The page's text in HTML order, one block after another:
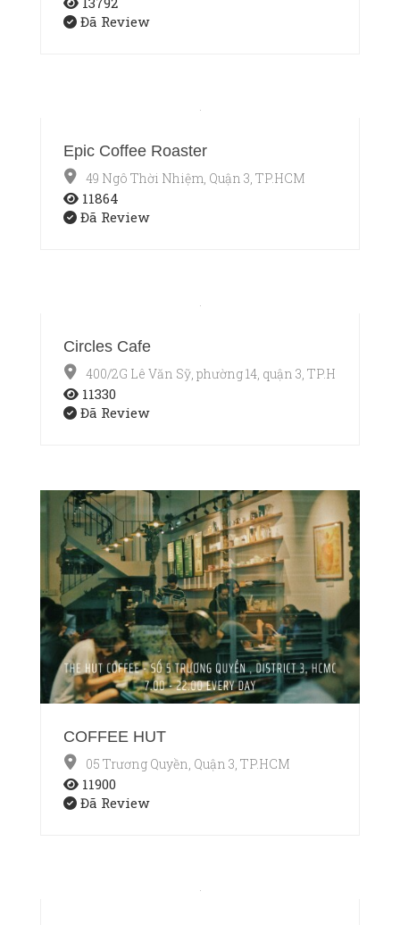
Đã Review
Epic Coffee Roaster
49 Ngô Thời Nhiệm, Quận 3, TP.HCM
11864
Đã Review
Circles Cafe
400/2G Lê Văn Sỹ, phường 14, quận 3, TP.HCM
11330
Đã Review
COFFEE HUT
05 Trương Quyền, Quận 3, TP.HCM
11900
Đã Review